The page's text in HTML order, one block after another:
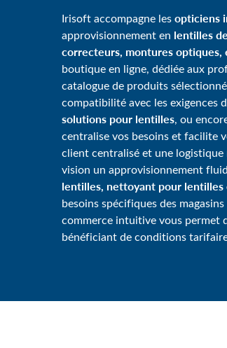
Irisoft accompagne lesopticiens
approvisionnement en lentilles
correcteurs, montures optiques,
boutique en ligne, dédiée aux
catalogue de produits
compatibilité avec les exigences
solutions pour lentilles, ou
centralise vos besoins et facilite
client centralisé et une
vision un approvisionnement
lentilles, nettoyant pour
besoins spécifiques des
commerce intuitive vous permet
bénéficiant de conditions